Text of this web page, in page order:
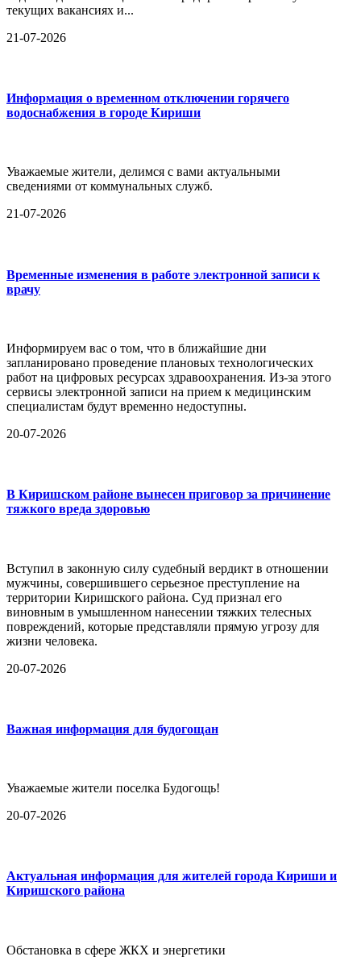
текущих вакансиях и...
21-07-2026
Информация о временном отключении горячего
водоснабжения в городе Кириши
Уважаемые жители, делимся с вами актуальными
сведениями от коммунальных служб.
21-07-2026
Временные изменения в работе электронной записи к
врачу
Информируем вас о том, что в ближайшие дни
запланировано проведение плановых технологических
работ на цифровых ресурсах здравоохранения. Из-за этого
сервисы электронной записи на прием к медицинским
специалистам будут временно недоступны.
20-07-2026
В Киришском районе вынесен приговор за причинение
тяжкого вреда здоровью
Вступил в законную силу судебный вердикт в отношении
мужчины, совершившего серьезное преступление на
территории Киришского района. Суд признал его
виновным в умышленном нанесении тяжких телесных
повреждений, которые представляли прямую угрозу для
жизни человека.
20-07-2026
Важная информация для будогощан
Уважаемые жители поселка Будогощь!
20-07-2026
Актуальная информация для жителей города Кириши и
Киришского района
Обстановка в сфере ЖКХ и энергетики